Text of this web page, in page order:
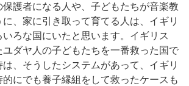
護者になる人や、子どもたちが音楽教
、家に引き取って育てる人は、イギリ
いろな国にいたと思います。イギリス
ユダヤ人の子どもたちを一番救った国で
は、そうしたシステムがあって、イギリ
的にでも養子縁組をして救ったケースも